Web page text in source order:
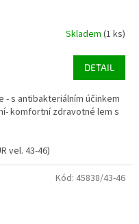
Skladem (1 ks)
DETAIL
s antibakteriálním účinkem
komfortní zdravotné lem s
vel. 43-46)
Kód: 45838/43-46